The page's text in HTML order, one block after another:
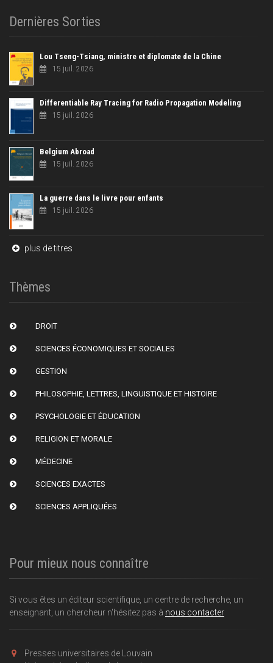
Dernières Sorties
Lou Tseng-Tsiang, ministre et diplomate de la Chine
15 juil. 2026
Differentiable Ray Tracing for Radio Propagation Modeling
15 juil. 2026
Belgium Abroad
15 juil. 2026
La guerre dans le livre pour enfants
15 juil. 2026
plus de titres
Thèmes
DROIT
SCIENCES ÉCONOMIQUES ET SOCIALES
GESTION
PHILOSOPHIE, LETTRES, LINGUISTIQUE ET HISTOIRE
PSYCHOLOGIE ET ÉDUCATION
RELIGION ET MORALE
MÉDECINE
SCIENCES EXACTES
SCIENCES APPLIQUÉES
Pour mieux nous connaître
Si vous êtes un éditeur scientifique, un centre de recherche, un
enseignant, un chercheur n'hésitez pas à nous contacter
Presses universitaires de Louvain